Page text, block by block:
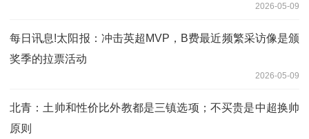
2026-05-09
每日讯息!太阳报：冲击英超MVP，B费最近频繁采访像是颁
奖季的拉票活动
2026-05-09
北青：土帅和性价比外教都是三镇选项；不买贵是中超换帅
原则